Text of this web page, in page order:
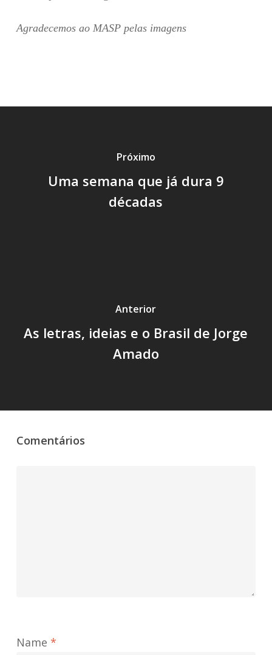
Agradecemos ao MASP pelas imagens
Próximo
Uma semana que já dura 9
décadas
Anterior
As letras, ideias e o Brasil de Jorge
Amado
Comentários
Name *